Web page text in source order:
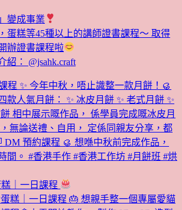
變成事業
蛋糕等45種以上的講師證書課程～ 取得
辦證書課程啦
紹： @jsahk.craft
｜一日課程